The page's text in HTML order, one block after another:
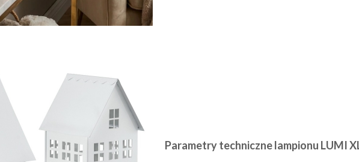
Parametry techniczne lampionu LUMI